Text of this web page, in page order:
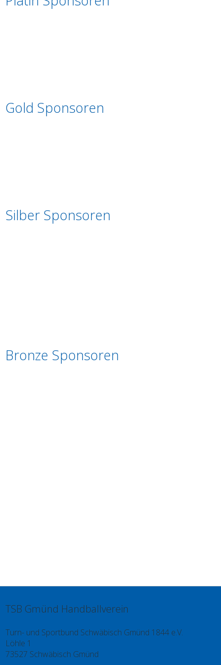
Gold Sponsoren
Silber Sponsoren
Bronze Sponsoren
TSB Gmünd Handballverein
Turn- und Sportbund Schwäbisch Gmünd 1844 e.V.
Löhle 1
73527 Schwäbisch Gmünd